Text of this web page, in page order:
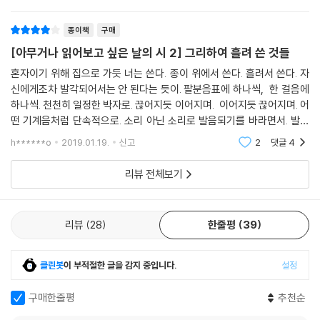
종이책 구매
[아무거나 읽어보고 싶은 날의 시 2] 그리하여 흘려 쓴 것들
혼자이기 위해 집으로 가듯 너는 쓴다. 종이 위에서 쓴다. 흘려서 쓴다. 자
신에게조차 발각되어서는 안 된다는 듯이. 팔분음표에 하나씩, 한 걸음에
하나씩. 천천히 일정한 박자로. 끊어지듯 이어지며. 이어지듯 끊어지며. 어
떤 기계음처럼 단속적으로. 소리 아닌 소리로 발음되기를 바라면서. 발화
자의 입술은 굳게 닫혀 있다. 문이라는 듯이. 열고 열리는 마음이라는 듯이.
h******o 2019.01.19. 신고 2 댓글 4
리뷰 전체보기
리뷰 28 한줄평 39
클린봇이 부적절한 글을 감지 중입니다. 설정
구매한줄평 추천순